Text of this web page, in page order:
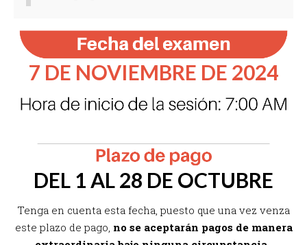
7 DE NOVIEMBRE DE 2024
DEL 1 AL 28 DE OCTUBRE
Tenga en cuenta esta fecha, puesto que una vez venza
este plazo de pago, no se aceptarán pagos de manera